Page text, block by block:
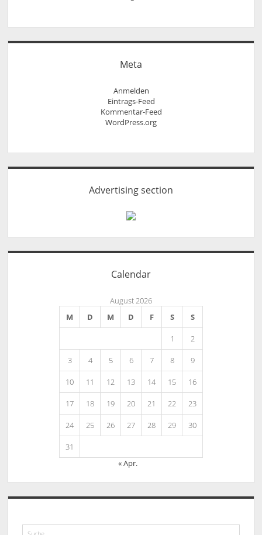
Meta
Anmelden
Eintrags-Feed
Kommentar-Feed
WordPress.org
Advertising section
Calendar
August 2026
M
D M D F S S
1 2
3 4 5 6 7 8 9
10 11 12 13 14 15 16
17 18 19 20 21 22 23
24 25 26 27 28 29 30
31
« Apr.
Suche